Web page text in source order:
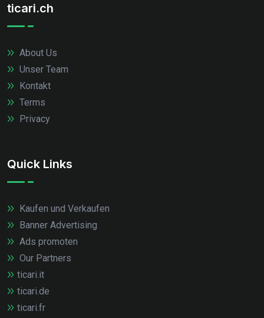
ticari.ch
About Us
Unser Team
Kontakt
Terms
Privacy
Quick Links
Kaufen und Verkaufen
Banner Advertising
Ads promoten
Our Partners
ticari.it
ticari.de
ticari.fr